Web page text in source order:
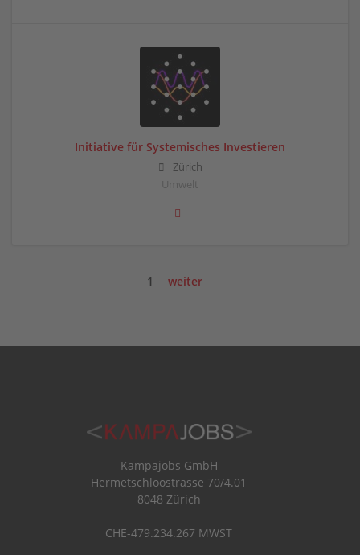
Initiative für Systemisches Investieren
Zürich
Umwelt
1 weiter
Kampajobs GmbH
Hermetschloostrasse 70/4.01
8048 Zürich
CHE-479.234.267 MWST